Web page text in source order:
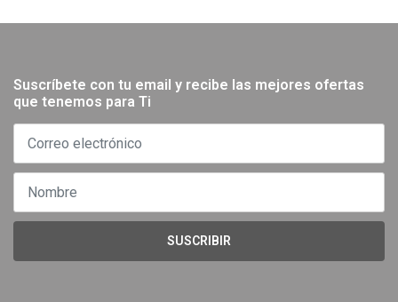
Suscríbete con tu email y recibe las mejores ofertas
que tenemos para Ti
SUSCRIBIR